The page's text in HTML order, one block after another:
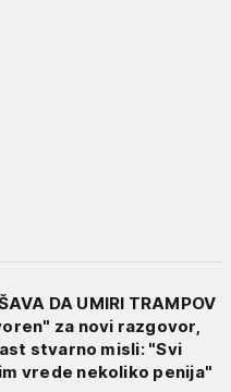
DA UMIRI TRAMPOV
za novi razgovor,
stvarno misli: "Svi
vrede nekoliko penija"